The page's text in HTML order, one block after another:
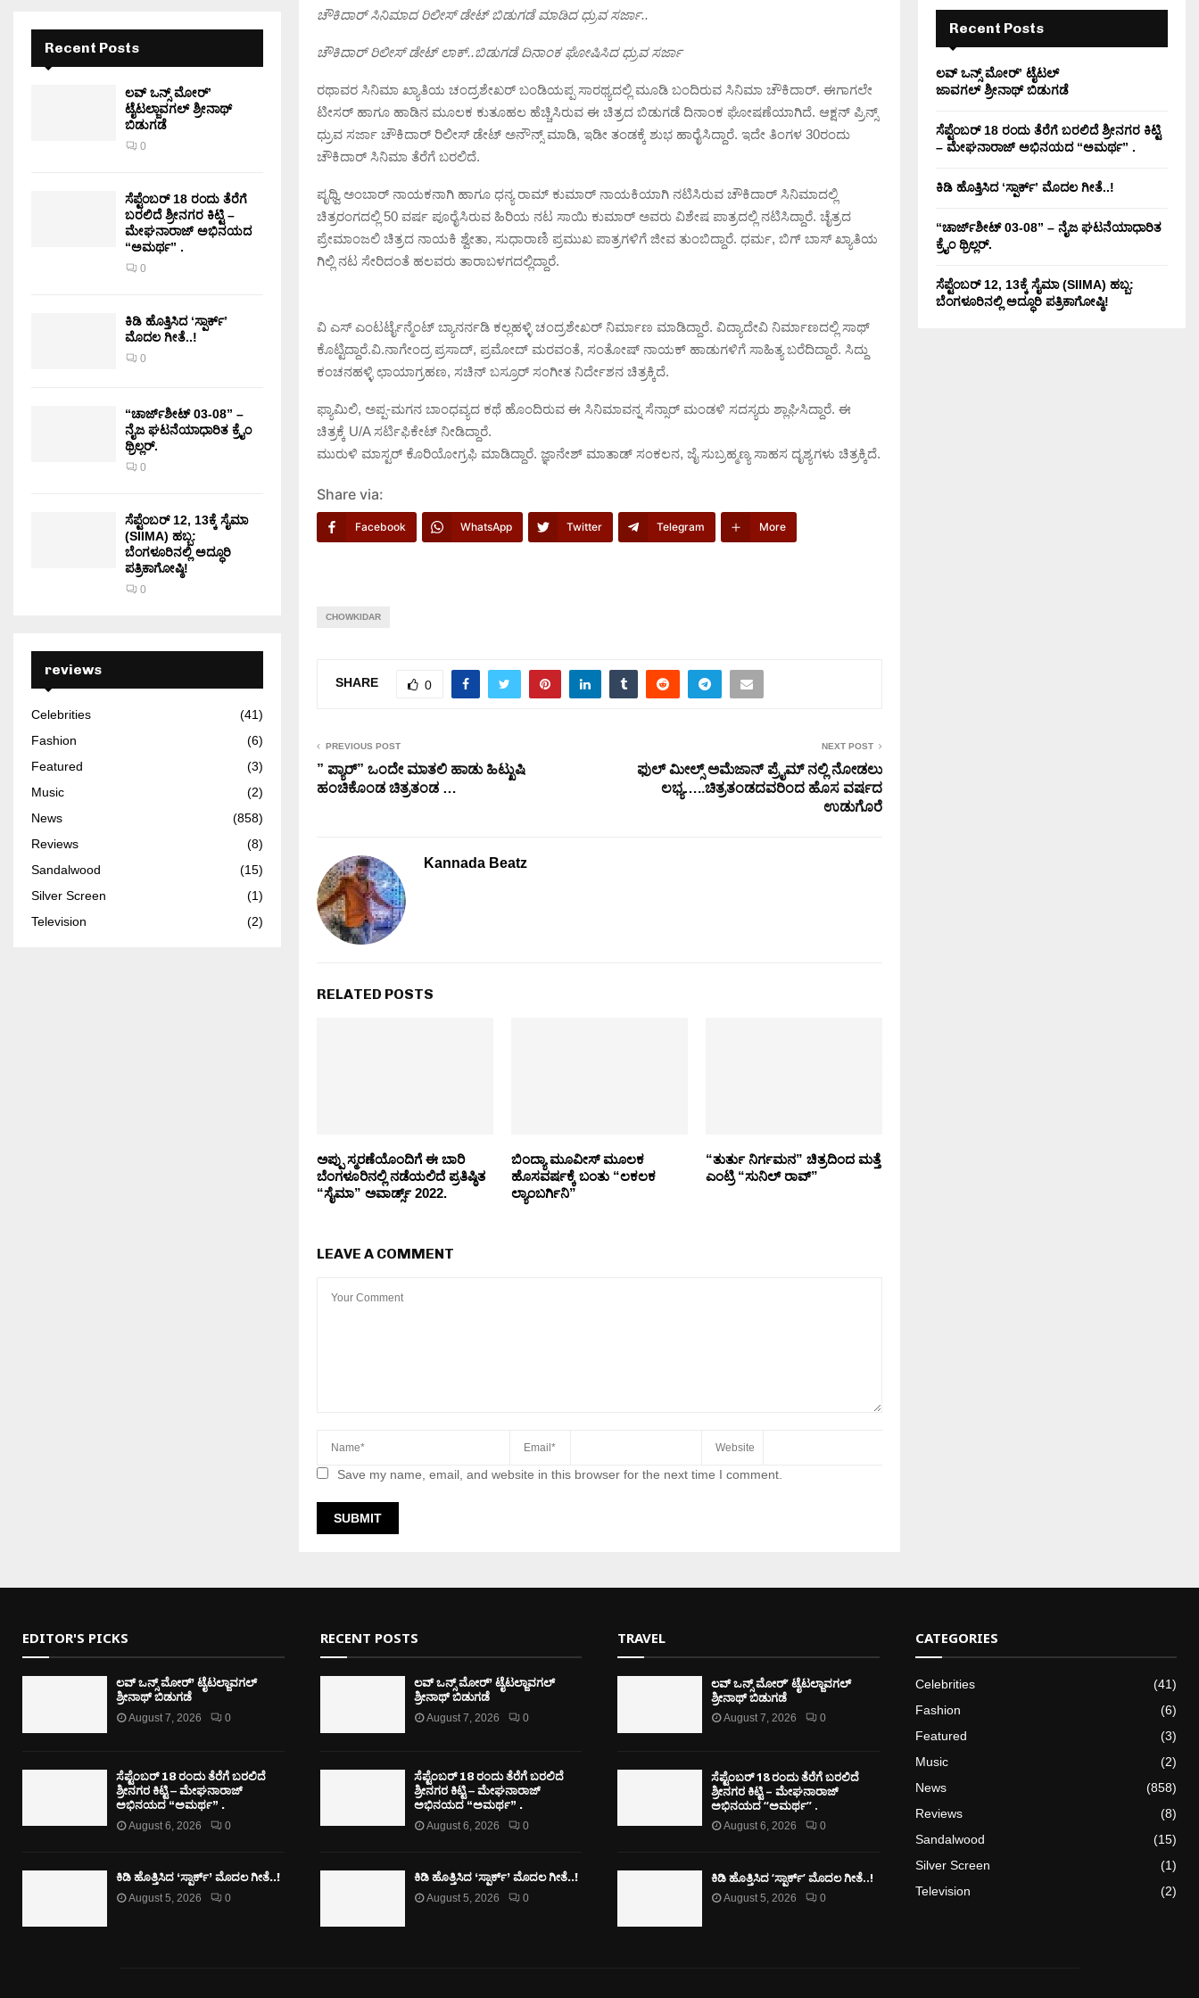
ಚೌಕಿದಾರ್ ಸಿನಿಮಾದ ರಿಲೀಸ್ ಡೇಟ್ ಬಿಡುಗಡೆ ಮಾಡಿದ ಧ್ರುವ ಸರ್ಜಾ..
ಚೌಕಿದಾರ್ ರಿಲೀಸ್ ಡೇಟ್ ಲಾಕ್..ಬಿಡುಗಡೆ ದಿನಾಂಕ ಘೋಷಿಸಿದ ಧ್ರುವ ಸರ್ಜಾ
ರಥಾವರ ಸಿನಿಮಾ ಖ್ಯಾತಿಯ ಚಂದ್ರಶೇಖರ್ ಬಂಡಿಯಪ್ಪ ಸಾರಥ್ಯದಲ್ಲಿ ಮೂಡಿ ಬಂದಿರುವ ಸಿನಿಮಾ ಚೌಕಿದಾರ್. ಈಗಾಗಲೇ
ಟೀಸರ್ ಹಾಗೂ ಹಾಡಿನ ಮೂಲಕ ಕುತೂಹಲ ಹೆಚ್ಚಿಸಿರುವ ಈ ಚಿತ್ರದ ಬಿಡುಗಡೆ ದಿನಾಂಕ ಘೋಷಣೆಯಾಗಿದೆ. ಆಕ್ಷನ್ ಪ್ರಿನ್ಸ್
ಧ್ರುವ ಸರ್ಜಾ ಚೌಕಿದಾರ್ ರಿಲೀಸ್ ಡೇಟ್ ಅನೌನ್ಸ್ ಮಾಡಿ, ಇಡೀ ತಂಡಕ್ಕೆ ಶುಭ ಹಾರೈಸಿದ್ದಾರೆ. ಇದೇ ತಿಂಗಳ 30ರಂದು
ಚೌಕಿದಾರ್ ಸಿನಿಮಾ ತೆರೆಗೆ ಬರಲಿದೆ.
ಪೃಥ್ವಿ ಅಂಬಾರ್ ನಾಯಕನಾಗಿ ಹಾಗೂ ಧನ್ಯ ರಾಮ್ ಕುಮಾರ್ ನಾಯಕಿಯಾಗಿ ನಟಿಸಿರುವ ಚೌಕಿದಾರ್ ಸಿನಿಮಾದಲ್ಲಿ
ಚಿತ್ರರಂಗದಲ್ಲಿ 50 ವರ್ಷ ಪೂರೈಸಿರುವ ಹಿರಿಯ ನಟ ಸಾಯಿ ಕುಮಾರ್ ಅವರು ವಿಶೇಷ ಪಾತ್ರದಲ್ಲಿ ನಟಿಸಿದ್ದಾರೆ. ಚೈತ್ರದ
ಪ್ರೇಮಾಂಜಲಿ ಚಿತ್ರದ ನಾಯಕಿ ಶ್ವೇತಾ, ಸುಧಾರಾಣಿ ಪ್ರಮುಖ ಪಾತ್ರಗಳಿಗೆ ಜೀವ ತುಂಬಿದ್ದಾರೆ. ಧರ್ಮ, ಬಿಗ್ ಬಾಸ್ ಖ್ಯಾತಿಯ
ಗಿಲ್ಲಿ ನಟ ಸೇರಿದಂತೆ ಹಲವರು ತಾರಾಬಳಗದಲ್ಲಿದ್ದಾರೆ.
ವಿ ಎಸ್ ಎಂಟರ್ಟೈನ್ಮೆಂಟ್ ಬ್ಯಾನರ್ನಡಿ ಕಲ್ಲಹಳ್ಳಿ ಚಂದ್ರಶೇಖರ್ ನಿರ್ಮಾಣ ಮಾಡಿದ್ದಾರೆ. ವಿದ್ಯಾದೇವಿ ನಿರ್ಮಾಣದಲ್ಲಿ ಸಾಥ್
ಕೊಟ್ಟಿದ್ದಾರೆ.ವಿ.ನಾಗೇಂದ್ರ ಪ್ರಸಾದ್, ಪ್ರಮೋದ್ ಮರವಂತೆ, ಸಂತೋಷ್ ನಾಯಕ್ ಹಾಡುಗಳಿಗೆ ಸಾಹಿತ್ಯ ಬರೆದಿದ್ದಾರೆ. ಸಿದ್ದು
ಕಂಚನಹಳ್ಳಿ ಛಾಯಾಗ್ರಹಣ,‌ ಸಚಿನ್ ಬಸ್ರೂರ್ ಸಂಗೀತ ನಿರ್ದೇಶನ ಚಿತ್ರಕ್ಕಿದೆ.
ಫ್ಯಾಮಿಲಿ, ಅಪ್ಪ-ಮಗನ ಬಾಂಧವ್ಯದ ಕಥೆ ಹೊಂದಿರುವ ಈ ಸಿನಿಮಾವನ್ನ ಸೆನ್ಸಾರ್‌ ಮಂಡಳಿ ಸದಸ್ಯರು ಶ್ಲಾಘಿಸಿದ್ದಾರೆ. ಈ
ಚಿತ್ರಕ್ಕೆ U/A ಸರ್ಟಿಫಿಕೇಟ್‌ ನೀಡಿದ್ದಾರೆ.
ಮುರುಳಿ ಮಾಸ್ಟರ್ ಕೊರಿಯೋಗ್ರಫಿ ಮಾಡಿದ್ದಾರೆ. ಜ್ಞಾನೇಶ್ ಮಾತಾಡ್ ಸಂಕಲನ, ಜೈ ಸುಬ್ರಹ್ಮಣ್ಯ ಸಾಹಸ ದೃಶ್ಯಗಳು ಚಿತ್ರಕ್ಕಿದೆ.
Share via:
Facebook WhatsApp Twitter Telegram More
CHOWKIDAR
SHARE 0
PREVIOUS POST
” ಪ್ಯಾರ್” ಒಂದೇ ಮಾತಲಿ ಹಾಡು ಹಿಟ್ಖುಷಿ
ಹಂಚಿಕೊಂಡ ಚಿತ್ರತಂಡ …
NEXT POST
ಫುಲ್ ಮೀಲ್ಸ್ ಅಮೆಜಾನ್ ಪ್ರೈಮ್ ನಲ್ಲಿ ನೋಡಲು
ಲಭ್ಯ…..ಚಿತ್ರತಂಡದವರಿಂದ ಹೊಸ ವರ್ಷದ
ಉಡುಗೊರೆ
Kannada Beatz
RELATED POSTS
ಅಪ್ಪು ಸ್ಮರಣೆಯೊಂದಿಗೆ ಈ ಬಾರಿ
ಬೆಂಗಳೂರಿನಲ್ಲಿ ನಡೆಯಲಿದೆ ಪ್ರತಿಷ್ಠಿತ
“ಸೈಮಾ” ಅವಾರ್ಡ್ಸ್ 2022.
ಬಿಂದ್ಯಾ ಮೂವೀಸ್ ಮೂಲಕ
ಹೊಸವರ್ಷಕ್ಕೆ ಬಂತು “ಲಕಲಕ
ಲ್ಯಾಂಬರ್ಗಿನಿ”
“ತುರ್ತು ನಿರ್ಗಮನ” ಚಿತ್ರದಿಂದ ಮತ್ತೆ
ಎಂಟ್ರಿ “ಸುನಿಲ್ ರಾವ್”
LEAVE A COMMENT
Save my name, email, and website in this browser for the next time I comment.
Recent Posts
ಲವ್ ಒನ್ಸ್ ಮೋರ್’
ಟೈಟಲ್ಜಾವಗಲ್ ಶ್ರೀನಾಥ್
ಬಿಡುಗಡೆ
0
ಸೆಪ್ಟೆಂಬರ್ 18 ರಂದು ತೆರೆಗೆ
ಬರಲಿದೆ ಶ್ರೀನಗರ ಕಿಟ್ಟಿ –
ಮೇಘನಾರಾಜ್ ಅಭಿನಯದ
“ಅಮರ್ಥ” .
0
ಕಿಡಿ‌‌ ಹೊತ್ತಿಸಿದ ‘ಸ್ಪಾರ್ಕ್’
ಮೊದಲ‌ ಗೀತೆ..!
0
“ಚಾರ್ಜ್‌ಶೀಟ್ 03-08” –
ನೈಜ ಘಟನೆಯಾಧಾರಿತ ಕ್ರೈಂ
ಥ್ರಿಲ್ಲರ್.
0
ಸೆಪ್ಟೆಂಬರ್ 12, 13ಕ್ಕೆ ಸೈಮಾ
(SIIMA) ಹಬ್ಬ:
ಬೆಂಗಳೂರಿನಲ್ಲಿ ಅದ್ಧೂರಿ
ಪತ್ರಿಕಾಗೋಷ್ಠಿ!
0
reviews
Celebrities
(41)
Fashion
(6)
Featured
(3)
Music
(2)
News
(858)
Reviews
(8)
Sandalwood
(15)
Silver Screen
(1)
Television
(2)
Recent Posts
ಲವ್ ಒನ್ಸ್ ಮೋರ್’ ಟೈಟಲ್
ಜಾವಗಲ್ ಶ್ರೀನಾಥ್ ಬಿಡುಗಡೆ
ಸೆಪ್ಟೆಂಬರ್ 18 ರಂದು ತೆರೆಗೆ ಬರಲಿದೆ ಶ್ರೀನಗರ ಕಿಟ್ಟಿ
– ಮೇಘನಾರಾಜ್ ಅಭಿನಯದ “ಅಮರ್ಥ” .
ಕಿಡಿ‌‌ ಹೊತ್ತಿಸಿದ ‘ಸ್ಪಾರ್ಕ್’ ಮೊದಲ‌ ಗೀತೆ..!
“ಚಾರ್ಜ್‌ಶೀಟ್ 03-08” – ನೈಜ ಘಟನೆಯಾಧಾರಿತ
ಕ್ರೈಂ ಥ್ರಿಲ್ಲರ್.
ಸೆಪ್ಟೆಂಬರ್ 12, 13ಕ್ಕೆ ಸೈಮಾ (SIIMA) ಹಬ್ಬ:
ಬೆಂಗಳೂರಿನಲ್ಲಿ ಅದ್ಧೂರಿ ಪತ್ರಿಕಾಗೋಷ್ಠಿ!
EDITOR'S PICKS
ಲವ್ ಒನ್ಸ್ ಮೋರ್’ ಟೈಟಲ್ಜಾವಗಲ್
ಶ್ರೀನಾಥ್ ಬಿಡುಗಡೆ
August 7, 2026 0
ಸೆಪ್ಟೆಂಬರ್ 18 ರಂದು ತೆರೆಗೆ ಬರಲಿದೆ
ಶ್ರೀನಗರ ಕಿಟ್ಟಿ – ಮೇಘನಾರಾಜ್
ಅಭಿನಯದ “ಅಮರ್ಥ” .
August 6, 2026 0
ಕಿಡಿ‌‌ ಹೊತ್ತಿಸಿದ ‘ಸ್ಪಾರ್ಕ್’ ಮೊದಲ‌ ಗೀತೆ..!
August 5, 2026 0
RECENT POSTS
ಲವ್ ಒನ್ಸ್ ಮೋರ್’ ಟೈಟಲ್ಜಾವಗಲ್
ಶ್ರೀನಾಥ್ ಬಿಡುಗಡೆ
August 7, 2026 0
ಸೆಪ್ಟೆಂಬರ್ 18 ರಂದು ತೆರೆಗೆ ಬರಲಿದೆ
ಶ್ರೀನಗರ ಕಿಟ್ಟಿ – ಮೇಘನಾರಾಜ್
ಅಭಿನಯದ “ಅಮರ್ಥ” .
August 6, 2026 0
ಕಿಡಿ‌‌ ಹೊತ್ತಿಸಿದ ‘ಸ್ಪಾರ್ಕ್’ ಮೊದಲ‌ ಗೀತೆ..!
August 5, 2026 0
TRAVEL
ಲವ್ ಒನ್ಸ್ ಮೋರ್’ ಟೈಟಲ್ಜಾವಗಲ್
ಶ್ರೀನಾಥ್ ಬಿಡುಗಡೆ
August 7, 2026 0
ಸೆಪ್ಟೆಂಬರ್ 18 ರಂದು ತೆರೆಗೆ ಬರಲಿದೆ
ಶ್ರೀನಗರ ಕಿಟ್ಟಿ – ಮೇಘನಾರಾಜ್
ಅಭಿನಯದ “ಅಮರ್ಥ” .
August 6, 2026 0
ಕಿಡಿ‌‌ ಹೊತ್ತಿಸಿದ ‘ಸ್ಪಾರ್ಕ್’ ಮೊದಲ‌ ಗೀತೆ..!
August 5, 2026 0
CATEGORIES
Celebrities
(41)
Fashion
(6)
Featured
(3)
Music
(2)
News
(858)
Reviews
(8)
Sandalwood
(15)
Silver Screen
(1)
Television
(2)